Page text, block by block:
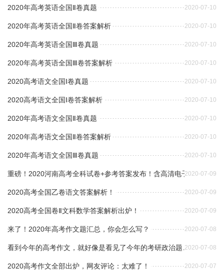
2020年高考英语全国Ⅱ卷真题 2020-07-10
2020年高考英语全国Ⅱ卷答案解析 2020-07-10
2020年高考英语全国Ⅲ卷真题 2020-07-10
2020年高考英语全国Ⅲ卷答案解析 2020-07-10
2020高考语文全国Ⅰ卷真题 2020-07-10
2020高考语文全国Ⅰ卷答案解析 2020-07-10
2020年高考语文全国Ⅱ卷真题 2020-07-10
2020年高考语文全国Ⅱ卷答案解析 2020-07-10
2020年高考语文全国Ⅲ卷真题 2020-07-10
重磅！2020河南高考全科试卷+参考答案发布！含高清电子版！
2020-07-09
2020高考全国乙卷语文答案解析！ 2020-07-09
2020高考全国卷Ⅱ文科数学答案解析出炉！ 2020-07-09
来了！2020年高考作文题汇总，你会怎么写？ 2020-07-08
看到今年的高考作文，就好像是看见了今年的考研政治题……2020-07-08
2020高考作文全部出炉，网友评论：太难了！ 2020-07-07